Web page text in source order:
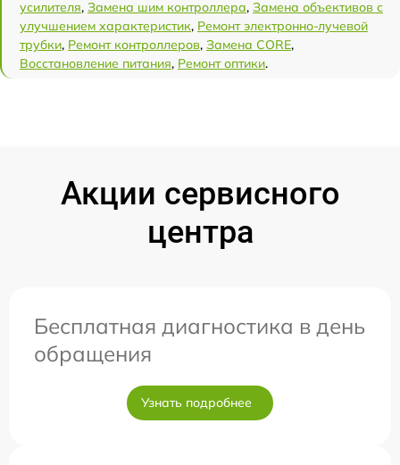
усилителя, Замена шим контроллера, Замена объективов с
улучшением характеристик, Ремонт электронно-лучевой
трубки, Ремонт контроллеров, Замена CORE,
Восстановление питания, Ремонт оптики.
Акции сервисного
центра
Бесплатная диагностика в день
обращения
Узнать подробнее